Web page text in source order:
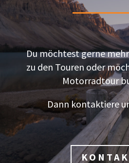
Du möchtest gerne
zu den Touren oder
Motorradtour
Dann kontaktiere